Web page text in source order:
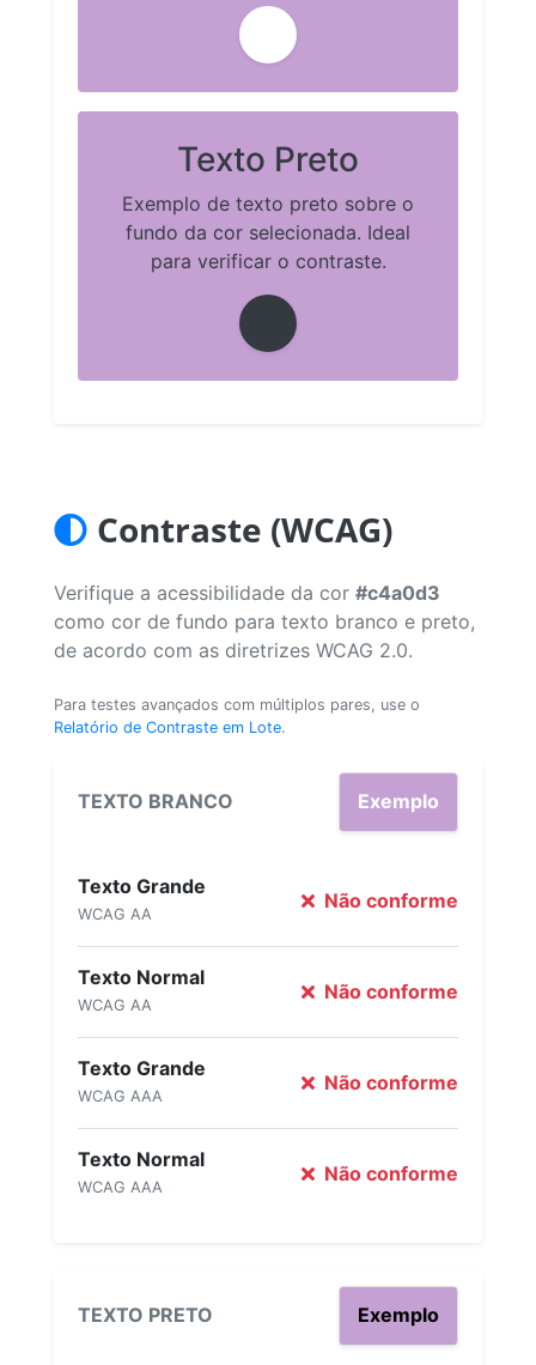
Texto Preto
Exemplo de texto preto sobre o
fundo da cor selecionada. Ideal
para verificar o contraste.
Contraste (WCAG)
Verifique a acessibilidade da cor #c4a0d3
como cor de fundo para texto branco e preto,
de acordo com as diretrizes WCAG 2.0.
Para testes avançados com múltiplos pares, use o
Relatório de Contraste em Lote.
TEXTO BRANCO Exemplo
Texto Grande
WCAG AA
Não conforme
Texto Normal
WCAG AA
Não conforme
Texto Grande
WCAG AAA
Não conforme
Texto Normal
WCAG AAA
Não conforme
TEXTO PRETO Exemplo